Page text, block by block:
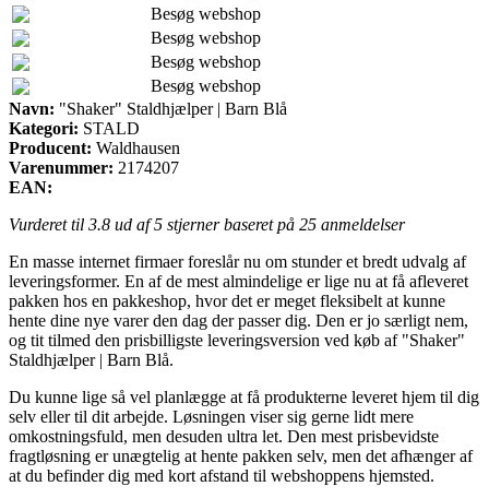
Besøg webshop
Besøg webshop
Besøg webshop
Besøg webshop
Navn: "Shaker" Staldhjælper | Barn Blå
Kategori: STALD
Producent: Waldhausen
Varenummer: 2174207
EAN:
Vurderet til 3.8 ud af 5 stjerner baseret på 25 anmeldelser
En masse internet firmaer foreslår nu om stunder et bredt udvalg af
leveringsformer. En af de mest almindelige er lige nu at få afleveret
pakken hos en pakkeshop, hvor det er meget fleksibelt at kunne
hente dine nye varer den dag der passer dig. Den er jo særligt nem,
og tit tilmed den prisbilligste leveringsversion ved køb af "Shaker"
Staldhjælper | Barn Blå.
Du kunne lige så vel planlægge at få produkterne leveret hjem til dig
selv eller til dit arbejde. Løsningen viser sig gerne lidt mere
omkostningsfuld, men desuden ultra let. Den mest prisbevidste
fragtløsning er unægtelig at hente pakken selv, men det afhænger af
at du befinder dig med kort afstand til webshoppens hjemsted.